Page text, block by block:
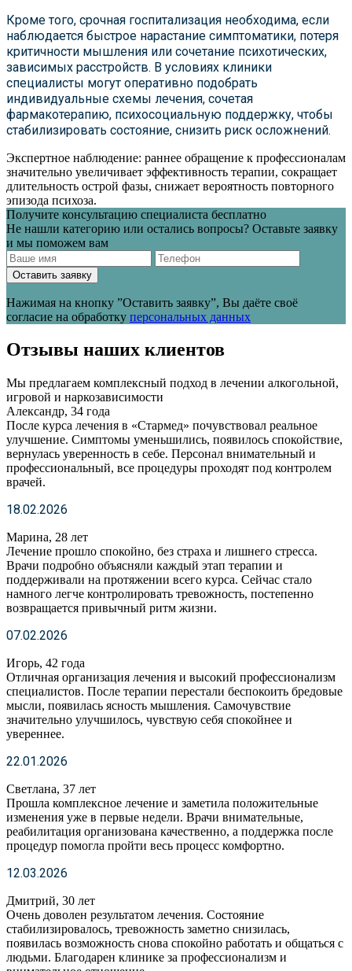
Кроме того, срочная госпитализация необходима, если
наблюдается быстрое нарастание симптоматики, потеря
критичности мышления или сочетание психотических,
зависимых расстройств. В условиях клиники
специалисты могут оперативно подобрать
индивидуальные схемы лечения, сочетая
фармакотерапию, психосоциальную поддержку, чтобы
стабилизировать состояние, снизить риск осложнений.
Экспертное наблюдение: раннее обращение к профессионалам
значительно увеличивает эффективность терапии, сокращает
длительность острой фазы, снижает вероятность повторного
эпизода психоза.
Получите консультацию специалиста бесплатно
Не нашли категорию или остались вопросы? Оставьте заявку
и мы поможем вам
Оставить заявку
Нажимая на кнопку ”Оставить заявку”, Вы даёте своё
согласие на обработку персональных данных
Отзывы наших клиентов
Мы предлагаем комплексный подход в лечении алкогольной,
игровой и наркозависимости
Александр, 34 года
После курса лечения в «Стармед» почувствовал реальное
улучшение. Симптомы уменьшились, появилось спокойствие,
вернулась уверенность в себе. Персонал внимательный и
профессиональный, все процедуры проходят под контролем
врачей.
18.02.2026
Марина, 28 лет
Лечение прошло спокойно, без страха и лишнего стресса.
Врачи подробно объясняли каждый этап терапии и
поддерживали на протяжении всего курса. Сейчас стало
намного легче контролировать тревожность, постепенно
возвращается привычный ритм жизни.
07.02.2026
Игорь, 42 года
Отличная организация лечения и высокий профессионализм
специалистов. После терапии перестали беспокоить бредовые
мысли, появилась ясность мышления. Самочувствие
значительно улучшилось, чувствую себя спокойнее и
увереннее.
22.01.2026
Светлана, 37 лет
Прошла комплексное лечение и заметила положительные
изменения уже в первые недели. Врачи внимательные,
реабилитация организована качественно, а поддержка после
процедур помогла пройти весь процесс комфортно.
12.03.2026
Дмитрий, 30 лет
Очень доволен результатом лечения. Состояние
стабилизировалось, тревожность заметно снизилась,
появилась возможность снова спокойно работать и общаться с
людьми. Благодарен клинике за профессионализм и